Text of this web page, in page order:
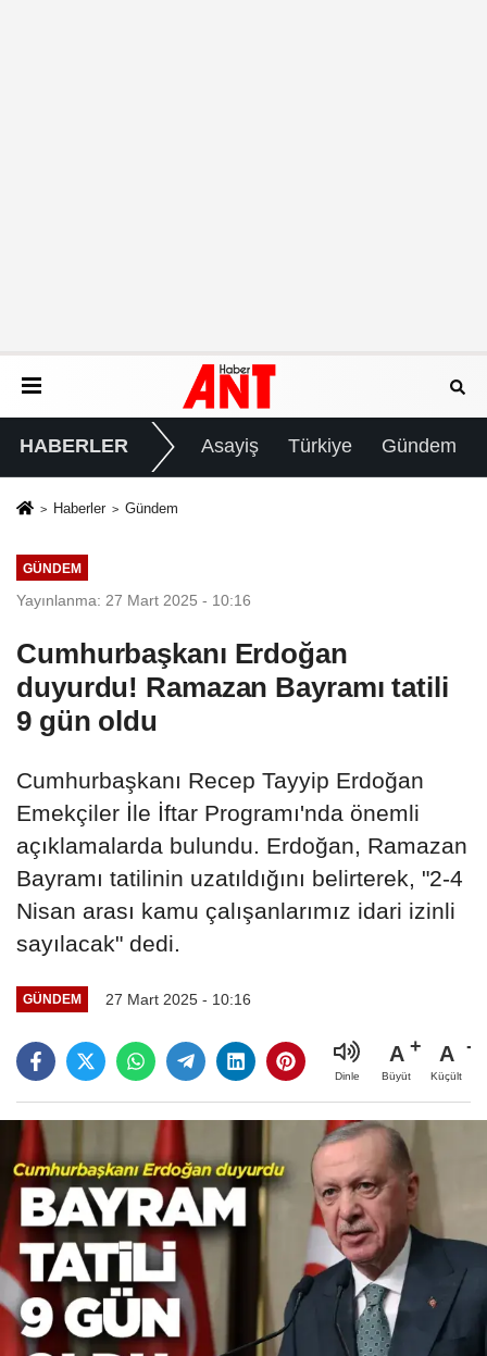
HABERLER Asayiş Türkiye Gündem
Haberler Gündem
GÜNDEM
Yayınlanma: 27 Mart 2025 - 10:16
Cumhurbaşkanı Erdoğan
duyurdu! Ramazan Bayramı tatili
9 gün oldu
Cumhurbaşkanı Recep Tayyip Erdoğan
Emekçiler İle İftar Programı'nda önemli
açıklamalarda bulundu. Erdoğan, Ramazan
Bayramı tatilinin uzatıldığını belirterek, "2-4
Nisan arası kamu çalışanlarımız idari izinli
sayılacak" dedi.
GÜNDEM 27 Mart 2025 - 10:16
Dinle
A
Büyüt
A
Küçült